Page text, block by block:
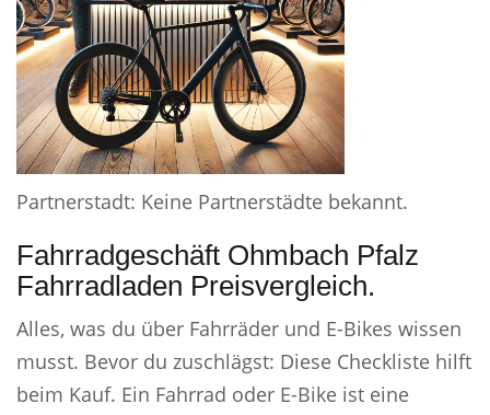
Partnerstadt: Keine Partnerstädte bekannt.
Fahrradgeschäft Ohmbach Pfalz
Fahrradladen Preisvergleich.
Alles, was du über Fahrräder und E-Bikes wissen
musst. Bevor du zuschlägst: Diese Checkliste hilft
beim Kauf. Ein Fahrrad oder E-Bike ist eine